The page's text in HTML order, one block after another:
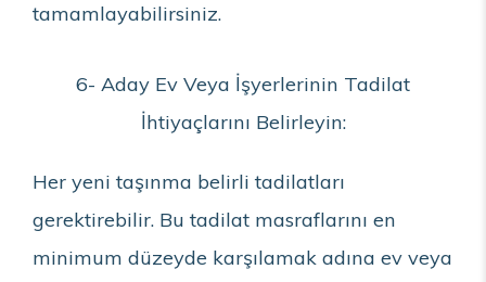
tamamlayabilirsiniz.
6- Aday Ev Veya İşyerlerinin Tadilat
İhtiyaçlarını Belirleyin:
Her yeni taşınma belirli tadilatları
gerektirebilir. Bu tadilat masraflarını en
minimum düzeyde karşılamak adına ev veya